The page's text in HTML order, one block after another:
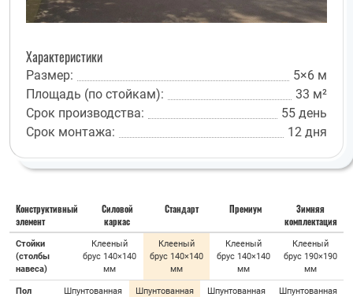
Характеристики
Размер:
5×6 м
Площадь (по стойкам):
33 м²
Срок производства:
55 день
Срок монтажа:
12 дня
Конструктивный
элемент
Силовой
каркас
Стандарт Премиум
Зимняя
комплектация
Стойки
(столбы
навеса)
Клееный
брус 140×140
мм
Клееный
брус 140×140
мм
Клееный
брус 140×140
мм
Клееный
брус 190×190
мм
Пол
Шпунтованная
Шпунтованная
Шпунтованная
Шпунтованная